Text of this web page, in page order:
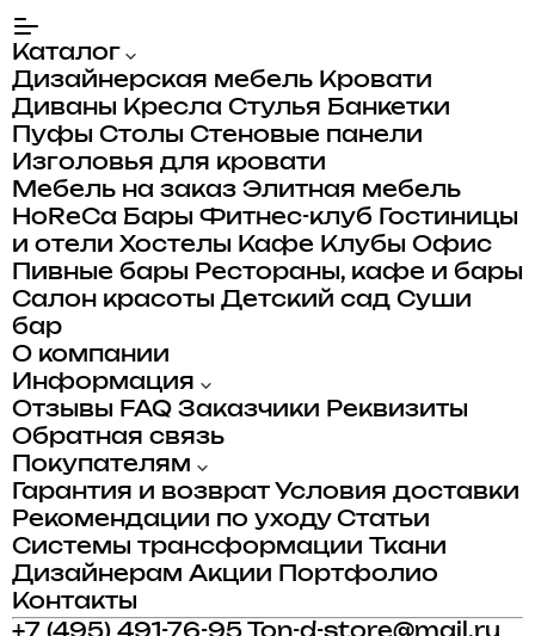
Каталог
Дизайнерская мебель Кровати
Диваны Кресла Стулья Банкетки
Пуфы Столы Стеновые панели
Изголовья для кровати
Мебель на заказ Элитная мебель
HoReCa Бары Фитнес-клуб
Гостиницы
и отели Хостелы Кафе Клубы Офис
Пивные бары Рестораны, кафе и бары
Салон красоты Детский сад Суши
бар
О компании
Информация
Отзывы FAQ Заказчики Реквизиты
Обратная связь
Покупателям
Гарантия и возврат Условия доставки
Рекомендации по уходу Статьи
Системы трансформации
Ткани
Дизайнерам Акции
Портфолио
Контакты